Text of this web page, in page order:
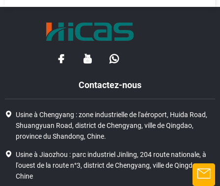
Contactez-nous
Usine à Chengyang : zone industrielle de l'aéroport, Huida Road,
Shuangyuan Road, district de Chengyang, ville de Qingdao,
province du Shandong, Chine.
Usine à Jiaozhou : parc industriel Jinling, 204 route nationale, à
l'ouest de la route n°3, district de Chengyang, ville de Qingdao,
Chine